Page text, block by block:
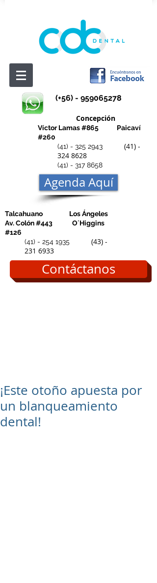
Concepción
Víctor Lamas #865
Paicaví
#260
(41) - 325 2943
(41) -
324 8628
(41) - 317 8658
(+56) - 959065278
Agenda Aquí
Talcahuano Los Ángeles
Av. Colón #443
O´Higgins
#126
(41) - 254 1935
(43) -
231 6933
Contáctanos
¡Este otoño apuesta por
un blanqueamiento
dental!